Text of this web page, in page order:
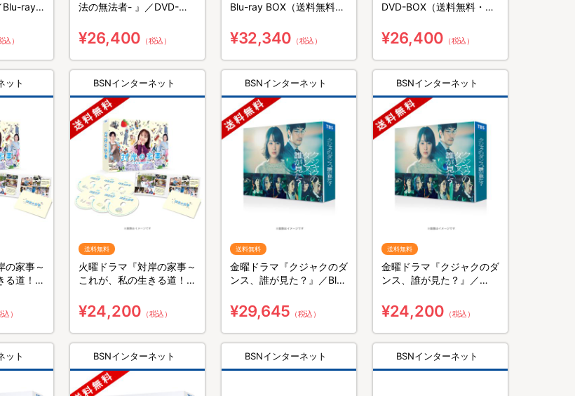
Blu-ray
込）
法の無法者- 』／DVD-
¥26,400 （税込）
Blu-ray BOX（送料無料・
¥32,340 （税込）
DVD-BOX（送料無料・6
¥26,400 （税込）
ット
の家事～
る道！
込）
BSNインターネット
送料無料
火曜ドラマ『対岸の家事～
これが、私の生きる道！
料・6枚組）
¥24,200 （税込）
BSNインターネット
送料無料
金曜ドラマ『クジャクのダ
ンス、誰が見た？』／Blu-
組）
¥29,645 （税込）
BSNインターネット
送料無料
金曜ドラマ『クジャクのダ
ンス、誰が見た？』／
枚組）
¥24,200 （税込）
ット BSNインターネット BSNインターネット BSNインターネット